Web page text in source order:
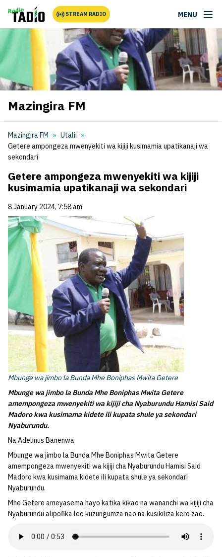
STREAM RADIO MENU
Mazingira FM
Mazingira FM
Utalii
Getere ampongeza mwenyekiti wa kijiji kusimamia upatikanaji wa
sekondari
Getere ampongeza mwenyekiti wa kijiji
kusimamia upatikanaji wa sekondari
8 January 2024, 7:58 am
Mbunge wa jimbo la Bunda Mhe Boniphas Mwita Getere
Mbunge wa jimbo la Bunda Mhe Boniphas Mwita Getere
amempongeza mwenyekiti wa kijiji cha Nyaburundu Hamisi Said
Madoro kwa kusimama kidete ili kupata shule ya sekondari
Nyaburundu.
Na Adelinus Banenwa
Mbunge wa jimbo la Bunda Mhe Boniphas Mwita Getere
amempongeza mwenyekiti wa kijiji cha Nyaburundu Hamisi Said
Madoro kwa kusimama kidete ili kupata shule ya sekondari
Nyaburundu.
Mhe Getere ameyasema hayo katika kikao na wananchi wa kijiji cha
Nyaburundu alipofika leo kuzungumza nao na kusikiliza kero zao.